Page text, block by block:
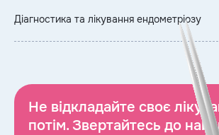
Діагностика та лікування ендометріозу
Не відкладайте своє
потім. Звертайтесь до